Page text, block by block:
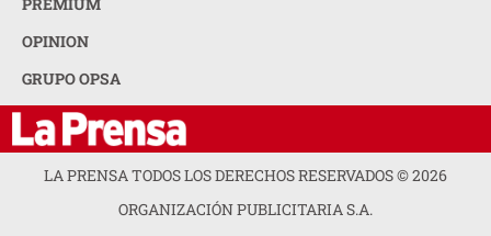
OPINION
GRUPO OPSA
LA PRENSA TODOS LOS DERECHOS RESERVADOS ©2026
ORGANIZACIÓN PUBLICITARIA S.A.